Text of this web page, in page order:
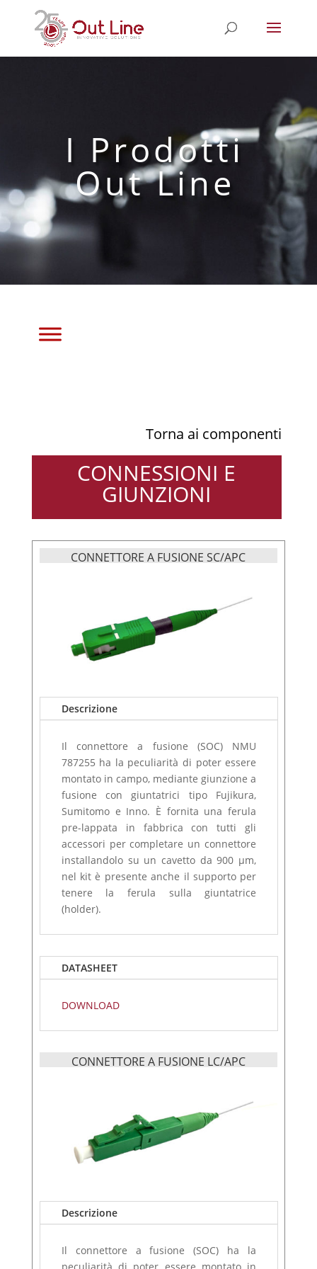
I Prodotti
Out Line
Torna ai componenti
CONNESSIONI E
GIUNZIONI
CONNETTORE A FUSIONE SC/APC
Descrizione
Il connettore a fusione (SOC) NMU
787255 ha la peculiarità di poter essere
montato in campo, mediante giunzione a
fusione con giuntatrici tipo Fujikura,
Sumitomo e Inno. È fornita una ferula
pre-lappata in fabbrica con tutti gli
accessori per completare un connettore
installandolo su un cavetto da 900 μm,
nel kit è presente anche il supporto per
tenere la ferula sulla giuntatrice
(holder).
DATASHEET
DOWNLOAD
CONNETTORE A FUSIONE LC/APC
Descrizione
Il connettore a fusione (SOC) ha la